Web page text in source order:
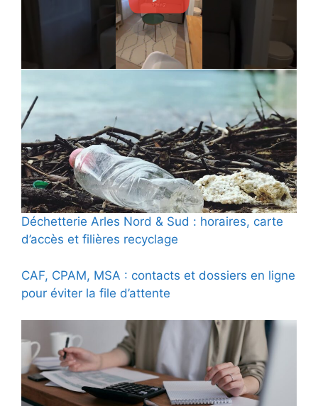
Déchetterie Arles Nord & Sud : horaires, carte
d’accès et filières recyclage
CAF, CPAM, MSA : contacts et dossiers en ligne
pour éviter la file d’attente